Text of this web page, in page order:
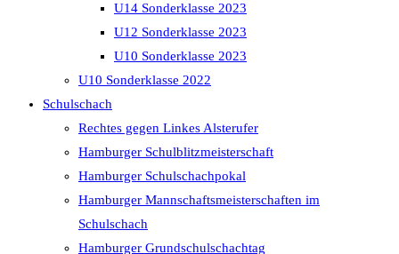
U14 Sonderklasse 2023
U12 Sonderklasse 2023
U10 Sonderklasse 2023
U10 Sonderklasse 2022
Schulschach
Rechtes gegen Linkes Alsterufer
Hamburger Schulblitzmeisterschaft
Hamburger Schulschachpokal
Hamburger Mannschaftsmeisterschaften im
Schulschach
Hamburger Grundschulschachtag